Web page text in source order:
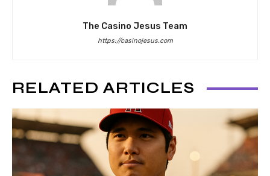
The Casino Jesus Team
https://casinojesus.com
RELATED ARTICLES